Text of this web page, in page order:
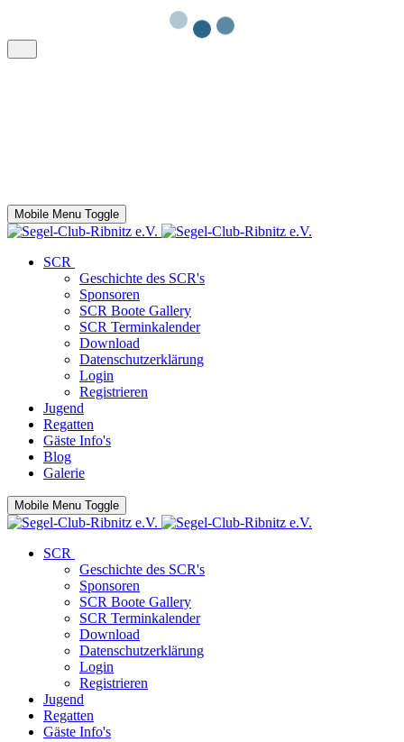
Mobile Menu Toggle
SCR
Geschichte des SCR's
Sponsoren
SCR Boote Gallery
SCR Terminkalender
Download
Datenschutzerklärung
Login
Registrieren
Jugend
Regatten
Gäste Info's
Blog
Galerie
Mobile Menu Toggle
SCR
Geschichte des SCR's
Sponsoren
SCR Boote Gallery
SCR Terminkalender
Download
Datenschutzerklärung
Login
Registrieren
Jugend
Regatten
Gäste Info's